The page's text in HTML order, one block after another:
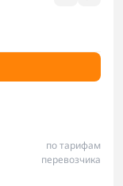
по тарифам
перевозчика